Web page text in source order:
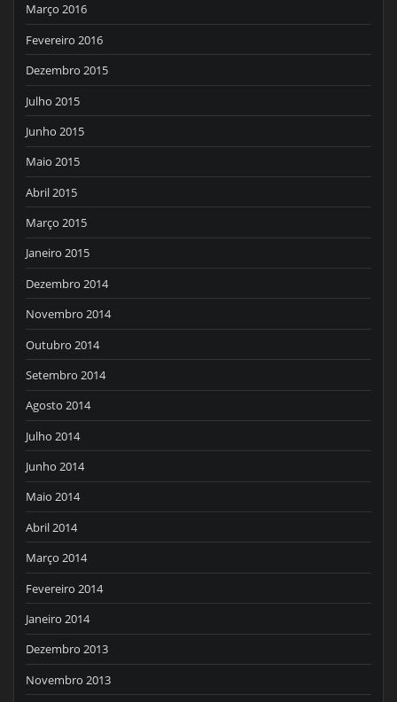
Março 2016
Fevereiro 2016
Dezembro 2015
Julho 2015
Junho 2015
Maio 2015
Abril 2015
Março 2015
Janeiro 2015
Dezembro 2014
Novembro 2014
Outubro 2014
Setembro 2014
Agosto 2014
Julho 2014
Junho 2014
Maio 2014
Abril 2014
Março 2014
Fevereiro 2014
Janeiro 2014
Dezembro 2013
Novembro 2013